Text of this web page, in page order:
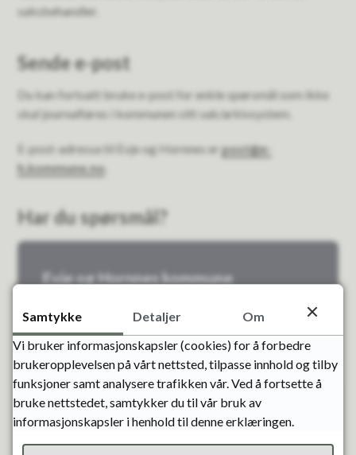
saksbehandler.
Sende e-post
Du kan fortsatt bruke e-post for enkle spørsmål som ikke
skal journalføres i kommunen sitt sak/arkivsystem.
E-post-adressa til Evje og Hornnes erpost@e-
h.kommune.no.
Har du spørsmål?
Evje og Hornnes kommune
E-postSend e-post
Telefon37 93 23 00
Fant du det du lette etter?
Samtykke Detaljer
Om
Vi bruker informasjonskapsler (cookies) for å forbedre
brukeropplevelsen på vårt nettsted, tilpasse innhold og tilby
funksjoner samt analysere trafikken vår. Ved å fortsette å
bruke nettstedet, samtykker du til vår bruk av
informasjonskapsler i henhold til denne erklæringen.